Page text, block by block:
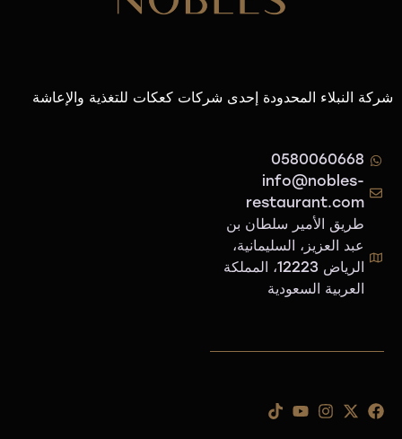
شركة النبلاء المحدودة إحدى شركات كعكات للتغذية والإعاشة
0580060668
info@nobles-
restaurant.com
طريق الأمير سلطان بن
عبد العزيز، السليمانية،
الرياض 12223، المملكة
العربية السعودية